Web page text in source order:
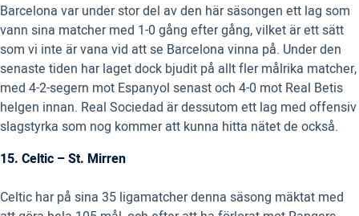
Barcelona var under stor del av den här säsongen ett lag som
vann sina matcher med 1-0 gång efter gång, vilket är ett sätt
som vi inte är vana vid att se Barcelona vinna på. Under den
senaste tiden har laget dock bjudit på allt fler målrika matcher,
med 4-2-segern mot Espanyol senast och 4-0 mot Real Betis
helgen innan. Real Sociedad är dessutom ett lag med offensiv
slagstyrka som nog kommer att kunna hitta nätet de också.
15. Celtic – St. Mirren
Celtic har på sina 35 ligamatcher denna säsong mäktat med